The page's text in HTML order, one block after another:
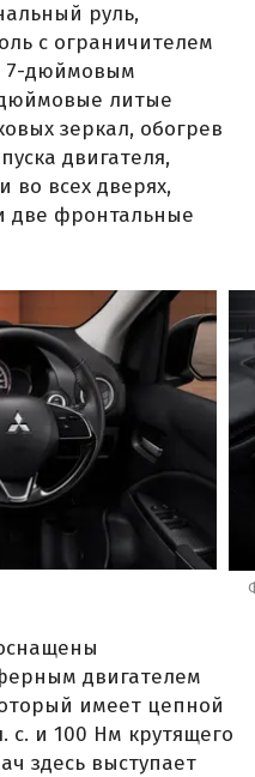
руль,
с ограничителем
7-дюймовым
литые
зеркал, обогрев
двигателя,
во всех дверях,
две фронтальные
двигателем
имеет цепной
с. и 100 Нм крутящего
здесь выступает